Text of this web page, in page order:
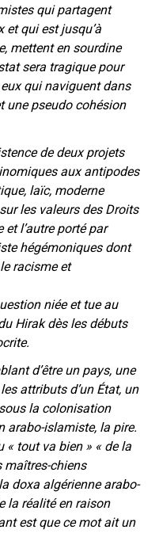
qui partagent
et qui est jusqu’à
mettent en sourdine
sera tragique pour
qui naviguent dans
une pseudo cohésion
de deux projets
aux antipodes
laïc, moderne
les valeurs des Droits
l’autre porté par
hégémoniques dont
racisme et
niée et tue au
Hirak dès les débuts
d’être un pays, une
attributs d’un État, un
la colonisation
arabo-islamiste, la pire.
« tout va bien » « de la
maîtres-chiens
doxa algérienne arabo-
la réalité en raison
est que ce mot ait un